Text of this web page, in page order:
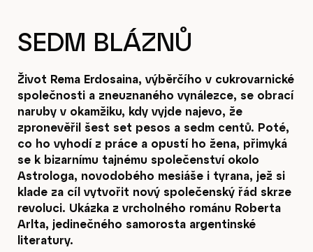
SEDM BLÁZNŮ
Život Rema Erdosaina, výběrčího v cukrovarnické
společnosti a zneuznaného vynálezce, se obrací
naruby v okamžiku, kdy vyjde najevo, že
zpronevěřil šest set pesos a sedm centů. Poté,
co ho vyhodí z práce a opustí ho žena, přimyká
se k bizarnímu tajnému společenství okolo
Astrologa, novodobého mesiáše i tyrana, jež si
klade za cíl vytvořit nový společenský řád skrze
revoluci. Ukázka z vrcholného románu Roberta
Arlta, jedinečného samorosta argentinské
literatury.